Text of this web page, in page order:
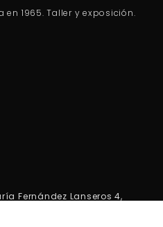
1965. Taller y exposición.
Fernández Lanseros 4,